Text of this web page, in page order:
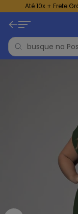
Até 10x + Frete